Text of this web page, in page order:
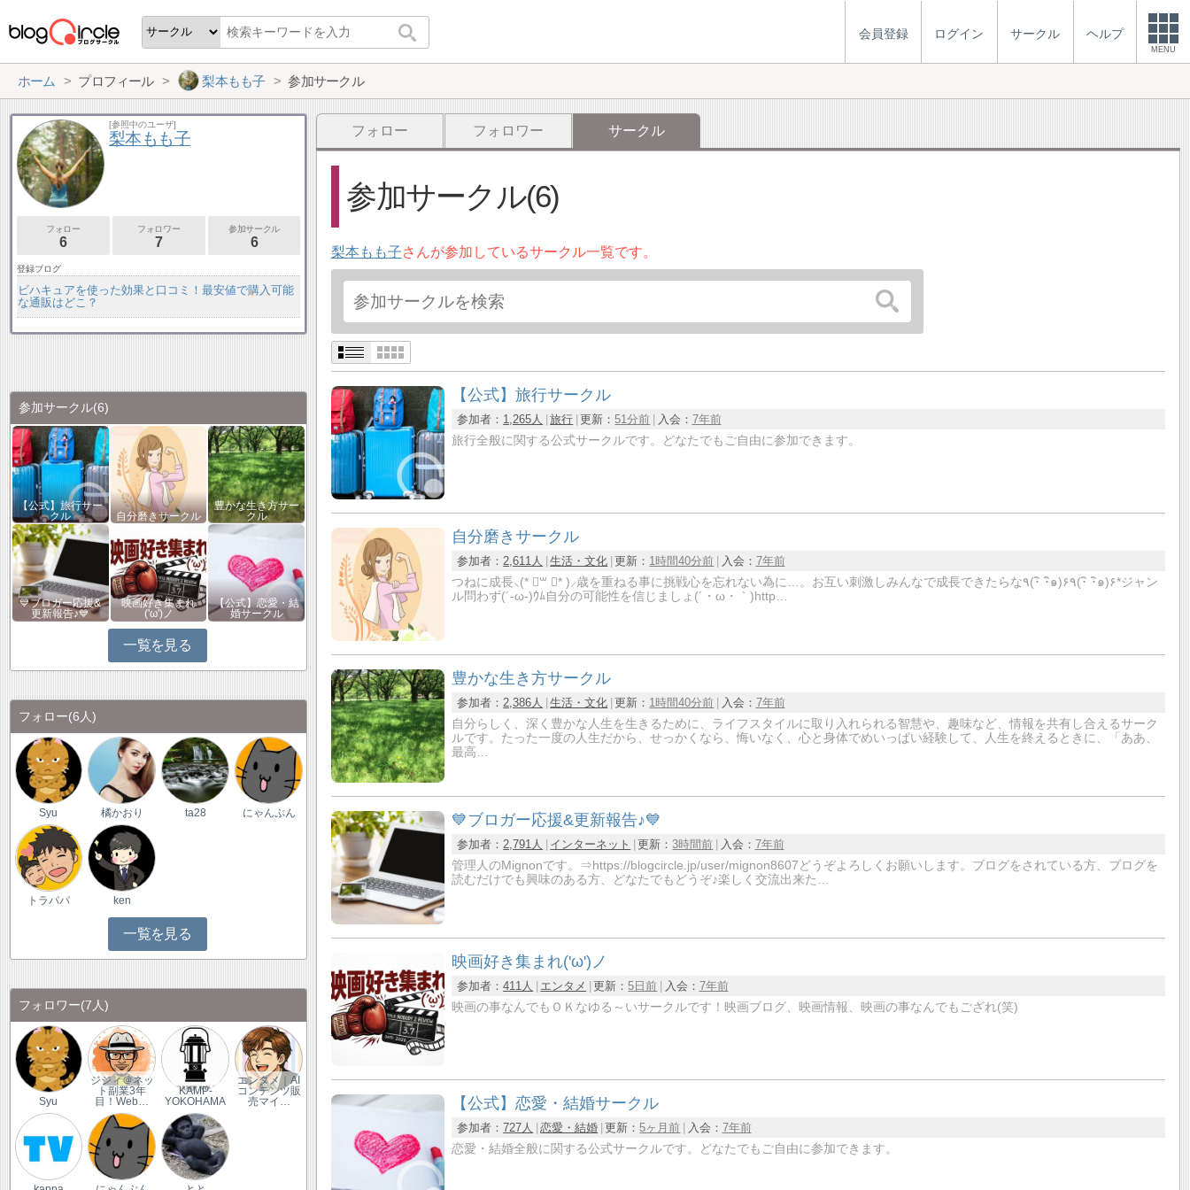
会員登録 ログイン サークル ヘルプ
MENU
ホーム プロフィール 梨本もも子 参加サークル
フォロー フォロワー サークル
参加サークル(6)
梨本もも子さんが参加しているサークル一覧です。
【公式】旅行サークル
参加者： 1,265人 旅行 更新：51分前 入会： 7年前
旅行全般に関する公式サークルです。どなたでもご自由に参加できます。
自分磨きサークル
参加者：2,611人 生活・文化 更新： 1時間40分前 入会： 7年前
つねに成長⸜(* ॑꒳ ॑* )⸝歳を重ねる事に挑戦心を忘れない為に…。お互い刺激しみんなで成長できたらな٩(･ิ ･ิ๑)۶٩(･ิ ･ิ๑)۶*ジャン
ル問わず(´-ω-)ｳﾑ自分の可能性を信じましょ(´・ω・｀)http…
豊かな生き方サークル
参加者：2,386人 生活・文化 更新： 1時間40分前 入会： 7年前
自分らしく、深く豊かな人生を生きるために、ライフスタイルに取り入れられる智慧や、趣味など、情報を共有し合えるサーク
ルです。たった一度の人生だから、せっかくなら、悔いなく、心と身体でめいっぱい経験して、人生を終えるときに、「ああ、
最高…
💙ブロガー応援&更新報告♪💙
参加者：2,791人 インターネット 更新： 3時間前 入会： 7年前
管理人のMignonです。⇒https://blogcircle.jp/user/mignon8607どうぞよろしくお願いします。ブログをされている方、ブログを
読むだけでも興味のある方、どなたでもどうぞ♪楽しく交流出来た…
映画好き集まれ('ω')ノ
参加者：411人 エンタメ 更新：5日前 入会： 7年前
映画の事なんでもＯＫなゆる～いサークルです！映画ブログ、映画情報、映画の事なんでもござれ(笑)
【公式】恋愛・結婚サークル
参加者：727人 恋愛・結婚 更新：5ヶ月前 入会： 7年前
恋愛・結婚全般に関する公式サークルです。どなたでもご自由に参加できます。
[参照中のユーザ]
梨本もも子
フォロー
6
フォロワー
7
参加サークル
6
登録ブログ
ビハキュアを使った効果と口コミ！最安値で購入可能
な通販はどこ？
参加サークル(6)
【公式】旅行サー
クル
自分磨きサークル
豊かな生き方サー
クル
💙ブロガー応援&
更新報告♪💙
映画好き集まれ
('ω')ノ
【公式】恋愛・結
婚サークル
一覧を見る
フォロー(6人)
Syu 橘かおり ta28 にゃんぷん
トラパパ ken
一覧を見る
フォロワー(7人)
Syu
ジジィ＠ネッ
ト副業3年
目！Web…
KAMP-
YOKOHAMA
エンタメ｜AI
コンテンツ販
売マイ…